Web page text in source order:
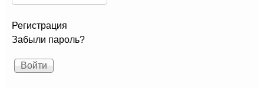
Регистрация
Забыли пароль?